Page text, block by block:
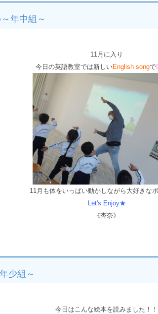
年中組～
11月に入り
今日の英語教室では新しいEnglish songで
11月も体をいっぱい動かしながら大好きな
Let's Enjoy★
《杏奈》
少組～
今日はこんな絵本を読みました！！